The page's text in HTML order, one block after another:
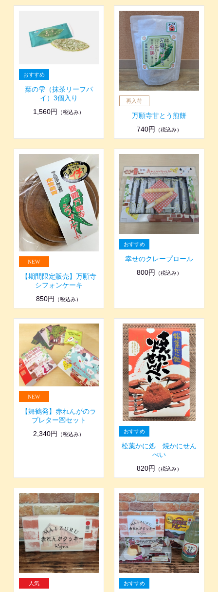
葉の雫（抹茶リーフパ
イ）3個入り
1,560円
（税込み）
万願寺甘とう煎餅
740円
（税込み）
【期間限定販売】万願寺
シフォンケーキ
850円
（税込み）
幸せのクレープロール
800円
（税込み）
【舞鶴発】赤れんがのラ
ブレター💌セット
2,340円
（税込み）
松葉かに処 焼かにせん
べい
820円
（税込み）